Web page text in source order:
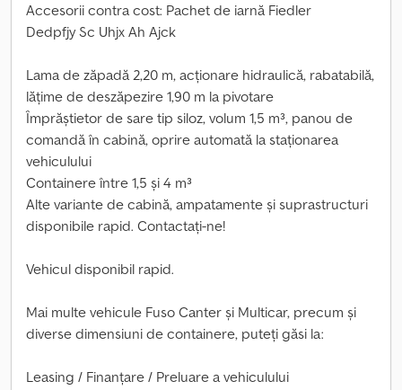
Accesorii contra cost: Pachet de iarnă Fiedler
Dedpfjy Sc Uhjx Ah Ajck
Lama de zăpadă 2,20 m, acționare hidraulică, rabatabilă,
lățime de deszăpezire 1,90 m la pivotare
Împrăștietor de sare tip siloz, volum 1,5 m³, panou de
comandă în cabină, oprire automată la staționarea
vehiculului
Containere între 1,5 și 4 m³
Alte variante de cabină, ampatamente și suprastructuri
disponibile rapid. Contactați-ne!
Vehicul disponibil rapid.
Mai multe vehicule Fuso Canter și Multicar, precum și
diverse dimensiuni de containere, puteți găsi la:
Leasing / Finanțare / Preluare a vehiculului